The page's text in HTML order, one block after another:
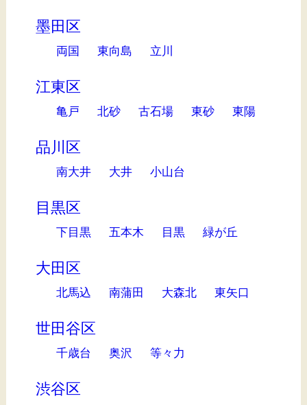
墨田区
両国 東向島 立川
江東区
亀戸 北砂 古石場 東砂 東陽
品川区
南大井 大井 小山台
目黒区
下目黒 五本木 目黒 緑が丘
大田区
北馬込 南蒲田 大森北 東矢口
世田谷区
千歳台 奥沢 等々力
渋谷区